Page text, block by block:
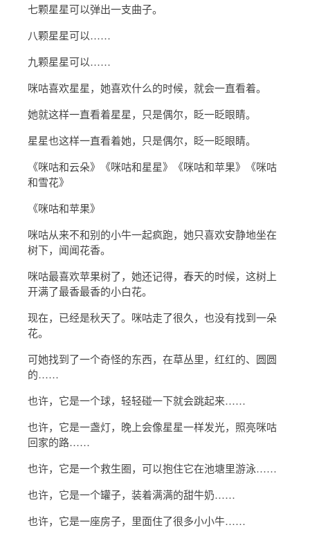
七颗星星可以弹出一支曲子。
八颗星星可以……
九颗星星可以……
咪咕喜欢星星，她喜欢什么的时候，就会一直看着。
她就这样一直看着星星，只是偶尔，眨一眨眼睛。
星星也这样一直看着她，只是偶尔，眨一眨眼睛。
《咪咕和云朵》《咪咕和星星》《咪咕和苹果》《咪咕
和雪花》
《咪咕和苹果》
咪咕从来不和别的小牛一起疯跑，她只喜欢安静地坐在
树下，闻闻花香。
咪咕最喜欢苹果树了，她还记得，春天的时候，这树上
开满了最香最香的小白花。
现在，已经是秋天了。咪咕走了很久，也没有找到一朵
花。
可她找到了一个奇怪的东西，在草丛里，红红的、圆圆
的……
也许，它是一个球，轻轻碰一下就会跳起来……
也许，它是一盏灯，晚上会像星星一样发光，照亮咪咕
回家的路……
也许，它是一个救生圈，可以抱住它在池塘里游泳……
也许，它是一个罐子，装着满满的甜牛奶……
也许，它是一座房子，里面住了很多小小牛……